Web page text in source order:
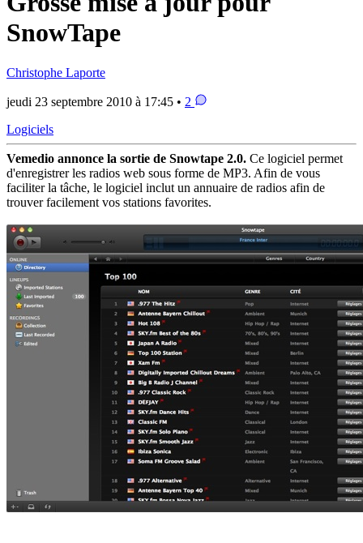
SnowTape
Christophe Laporte
jeudi 23 septembre 2010 à 17:45 • 2
Logiciels
Vemedio annonce la sortie de Snowtape 2.0. Ce logiciel permet
d'enregistrer les radios web sous forme de MP3. Afin de vous
faciliter la tâche, le logiciel inclut un annuaire de radios afin de
trouver facilement vos stations favorites.